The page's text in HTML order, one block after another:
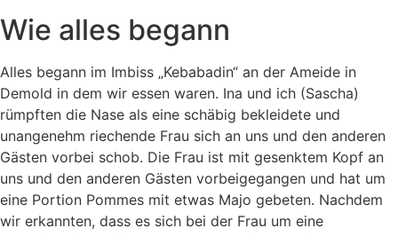
Wie alles begann
Alles begann im Imbiss „Kebabadin“ an der Ameide in
Demold in dem wir essen waren. Ina und ich (Sascha)
rümpften die Nase als eine schäbig bekleidete und
unangenehm riechende Frau sich an uns und den anderen
Gästen vorbei schob. Die Frau ist mit gesenktem Kopf an
uns und den anderen Gästen vorbeigegangen und hat um
eine Portion Pommes mit etwas Majo gebeten. Nachdem
wir erkannten, dass es sich bei der Frau um eine